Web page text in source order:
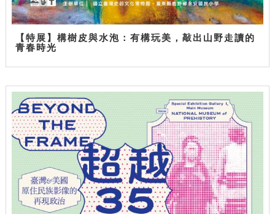
【特展】構樹皮與水泡：有構玩美，敲出山野走讀的
青春時光